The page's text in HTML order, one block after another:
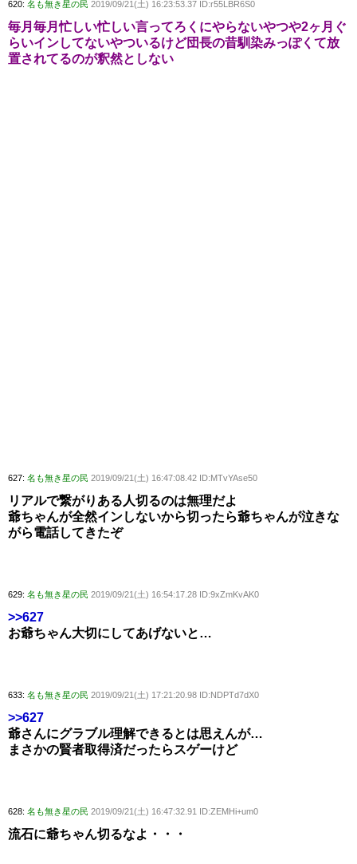
620: 名も無き星の民 2019/09/21(土) 16:23:53.37 ID:r55LBR6S0
毎月毎月忙しい忙しい言ってろくにやらないやつや2ヶ月ぐ
らいインしてないやついるけど団長の昔馴染みっぽくて放
置されてるのが釈然としない
627: 名も無き星の民 2019/09/21(土) 16:47:08.42 ID:MTvYAse50
リアルで繋がりある人切るのは無理だよ
爺ちゃんが全然インしないから切ったら爺ちゃんが泣きな
がら電話してきたぞ
629: 名も無き星の民 2019/09/21(土) 16:54:17.28 ID:9xZmKvAK0
>>627
お爺ちゃん大切にしてあげないと…
633: 名も無き星の民 2019/09/21(土) 17:21:20.98 ID:NDPTd7dX0
>>627
爺さんにグラブル理解できるとは思えんが…
まさかの賢者取得済だったらスゲーけど
628: 名も無き星の民 2019/09/21(土) 16:47:32.91 ID:ZEMHi+um0
流石に爺ちゃん切るなよ・・・